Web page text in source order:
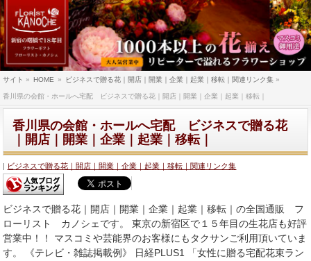
サイト » HOME » ビジネスで贈る花｜開店｜開業｜企業｜起業｜移転｜関連リンク集 »
香川県の会館・ホールへ宅配 ビジネスで贈る花｜開店｜開業｜企業｜起業｜移転｜
香川県の会館・ホールへ宅配 ビジネスで贈る花
｜開店｜開業｜企業｜起業｜移転｜
ビジネスで贈る花｜開店｜開業｜企業｜起業｜移転｜関連リンク集
ビジネスで贈る花｜開店｜開業｜企業｜起業｜移転｜の全国通販 フ
ローリスト カノシェです。 東京の新宿区で１５年目の生花店も好評
営業中！！ マスコミや芸能界のお客様にもタクサンご利用頂いていま
す。 《テレビ・雑誌掲載例》 日経PLUS1 「女性に贈る宅配花束ラン